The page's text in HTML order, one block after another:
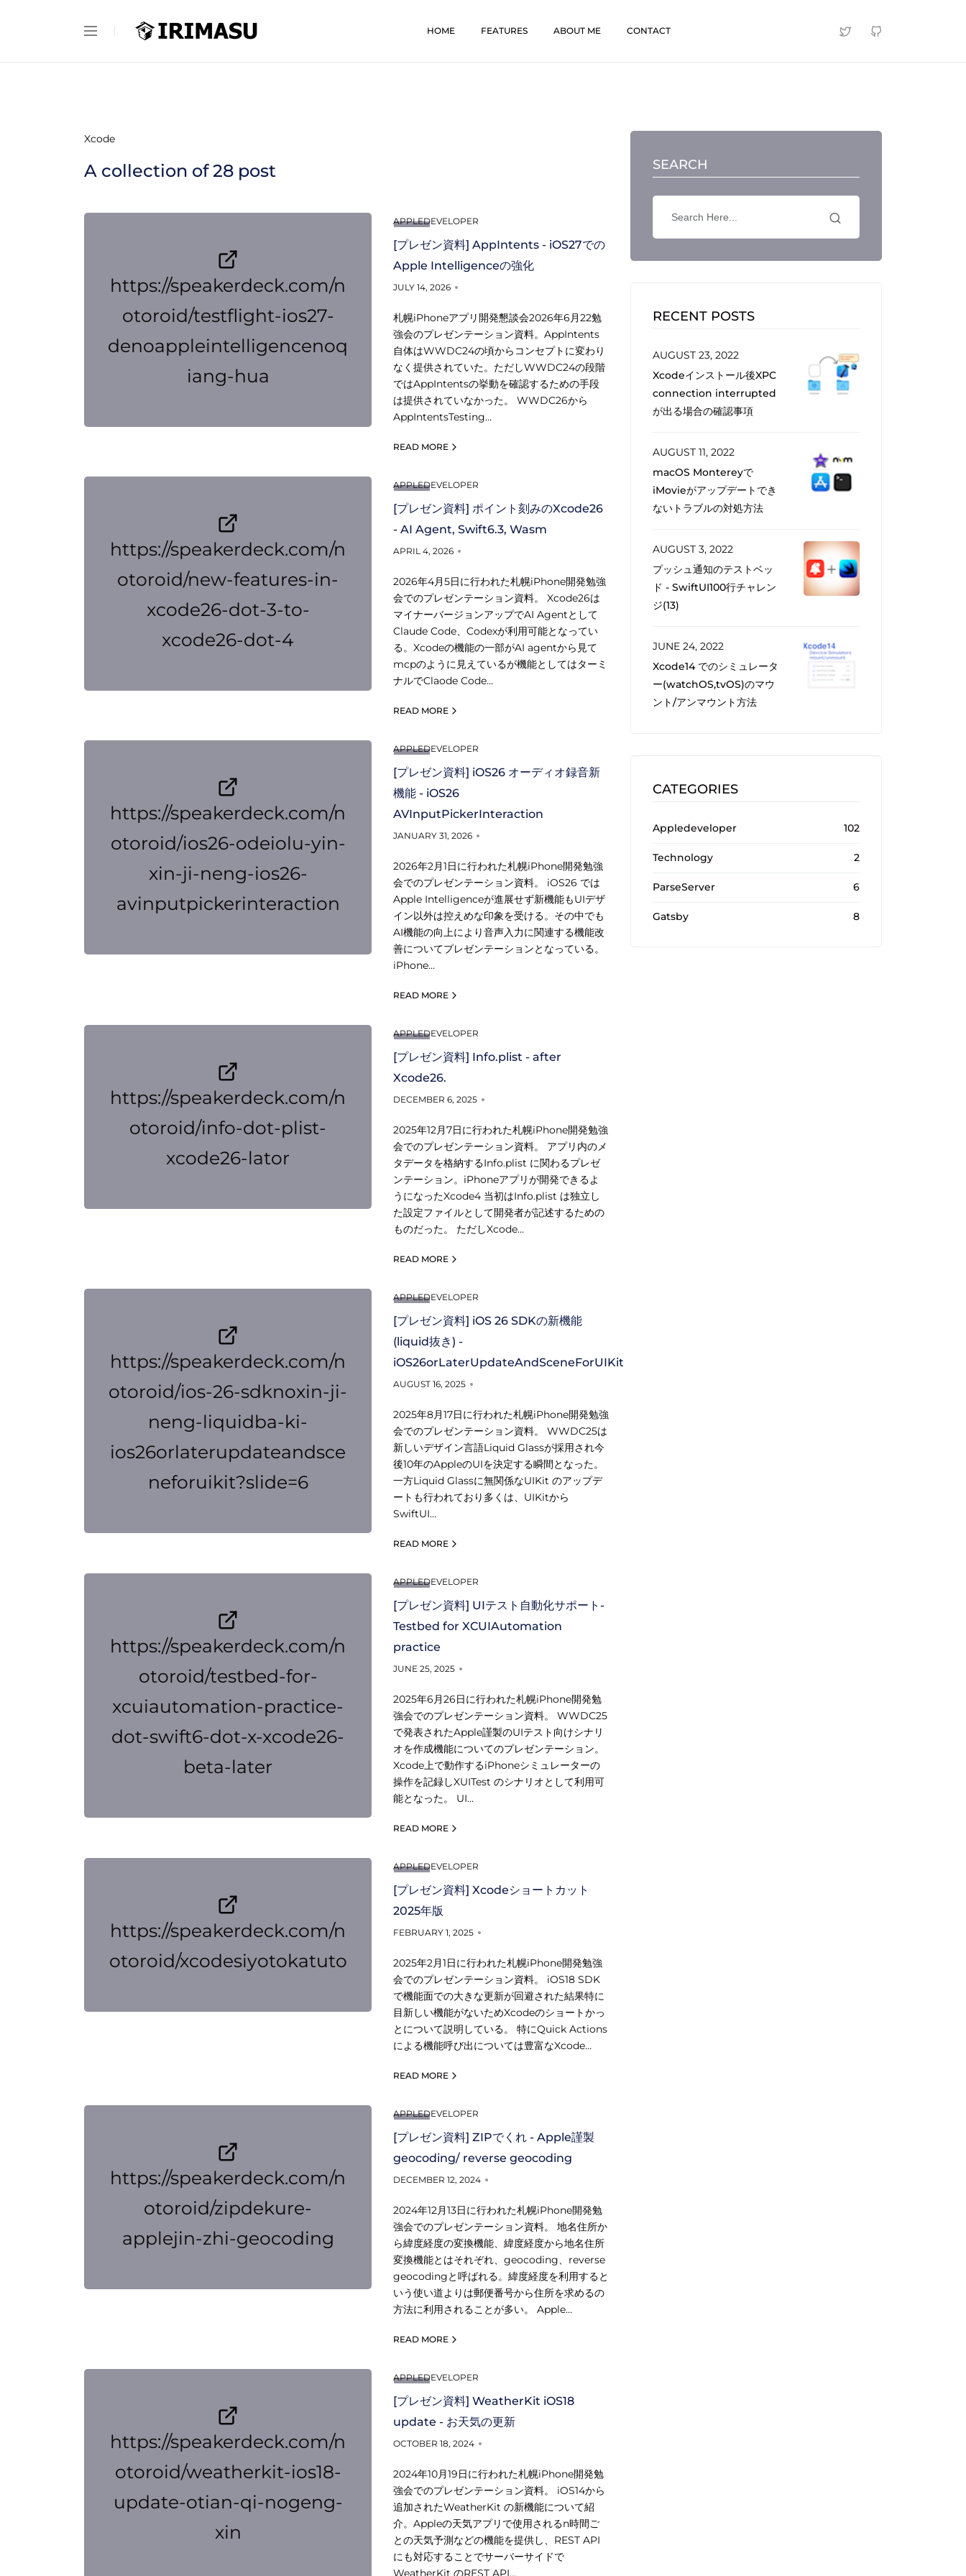
HOME FEATURES ABOUT ME CONTACT
Xcode
A collection of28 post
https://speakerdeck.com/n
otoroid/testflight-ios27-
denoappleintelligencenoq
iang-hua
APPLEDEVELOPER
[プレゼン資料] AppIntents - iOS27での
Apple Intelligenceの強化
JULY 14, 2026
札幌iPhoneアプリ開発懇談会2026年6月22勉
強会のプレゼンテーション資料。AppIntents
自体はWWDC24の頃からコンセプトに変わり
なく提供されていた。ただしWWDC24の段階
ではAppIntentsの挙動を確認するための手段
は提供されていなかった。 WWDC26から
AppIntentsTesting…
READ MORE
https://speakerdeck.com/n
otoroid/new-features-in-
xcode26-dot-3-to-
xcode26-dot-4
APPLEDEVELOPER
[プレゼン資料] ポイント刻みのXcode26
- AI Agent, Swift6.3, Wasm
APRIL 4, 2026
2026年4月5日に行われた札幌iPhone開発勉強
会でのプレゼンテーション資料。 Xcode26は
マイナーバージョンアップでAI Agentとして
Claude Code、Codexが利用可能となってい
る。Xcodeの機能の一部がAI agentから見て
mcpのように見えているが機能としてはターミ
ナルでClaode Code…
READ MORE
https://speakerdeck.com/n
otoroid/ios26-odeiolu-yin-
xin-ji-neng-ios26-
avinputpickerinteraction
APPLEDEVELOPER
[プレゼン資料] iOS26 オーディオ録音新
機能 - iOS26
AVInputPickerInteraction
JANUARY 31, 2026
2026年2月1日に行われた札幌iPhone開発勉強
会でのプレゼンテーション資料。 iOS26 では
Apple Intelligenceが進展せず新機能もUIデザ
イン以外は控えめな印象を受ける。その中でも
AI機能の向上により音声入力に関連する機能改
善についてプレゼンテーションとなっている。
iPhone…
READ MORE
https://speakerdeck.com/n
otoroid/info-dot-plist-
xcode26-lator
APPLEDEVELOPER
[プレゼン資料] Info.plist - after
Xcode26.
DECEMBER 6, 2025
2025年12月7日に行われた札幌iPhone開発勉強
会でのプレゼンテーション資料。 アプリ内のメ
タデータを格納するInfo.plist に関わるプレゼ
ンテーション。iPhoneアプリが開発できるよ
うになったXcode4 当初はInfo.plist は独立し
た設定ファイルとして開発者が記述するための
ものだった。 ただしXcode…
READ MORE
https://speakerdeck.com/n
otoroid/ios-26-sdknoxin-ji-
neng-liquidba-ki-
ios26orlaterupdateandsce
neforuikit?slide=6
APPLEDEVELOPER
[プレゼン資料] iOS 26 SDKの新機能
(liquid抜き) -
iOS26orLaterUpdateAndSceneForUIKit
AUGUST 16, 2025
2025年8月17日に行われた札幌iPhone開発勉強
会でのプレゼンテーション資料。 WWDC25は
新しいデザイン言語Liquid Glassが採用され今
後10年のAppleのUIを決定する瞬間となった。
一方Liquid Glassに無関係なUIKit のアップデ
ートも行われており多くは、UIKitから
SwiftUI…
READ MORE
https://speakerdeck.com/n
otoroid/testbed-for-
xcuiautomation-practice-
dot-swift6-dot-x-xcode26-
beta-later
APPLEDEVELOPER
[プレゼン資料] UIテスト自動化サポート-
Testbed for XCUIAutomation
practice
JUNE 25, 2025
2025年6月26日に行われた札幌iPhone開発勉
強会でのプレゼンテーション資料。 WWDC25
で発表されたApple謹製のUIテスト向けシナリ
オを作成機能についてのプレゼンテーション。
Xcode上で動作するiPhoneシミュレーターの
操作を記録しXUITest のシナリオとして利用可
能となった。 UI…
READ MORE
https://speakerdeck.com/n
otoroid/xcodesiyotokatuto
APPLEDEVELOPER
[プレゼン資料] Xcodeショートカット
2025年版
FEBRUARY 1, 2025
2025年2月1日に行われた札幌iPhone開発勉強
会でのプレゼンテーション資料。 iOS18 SDK
で機能面での大きな更新が回避された結果特に
目新しい機能がないためXcodeのショートかっ
とについて説明している。 特にQuick Actions
による機能呼び出については豊富なXcode…
READ MORE
https://speakerdeck.com/n
otoroid/zipdekure-
applejin-zhi-geocoding
APPLEDEVELOPER
[プレゼン資料] ZIPでくれ - Apple謹製
geocoding/ reverse geocoding
DECEMBER 12, 2024
2024年12月13日に行われた札幌iPhone開発勉
強会でのプレゼンテーション資料。 地名住所か
ら緯度経度の変換機能、緯度経度から地名住所
変換機能とはそれぞれ、geocoding、reverse
geocodingと呼ばれる。緯度経度を利用すると
いう使い道よりは郵便番号から住所を求めるの
方法に利用されることが多い。 Apple…
READ MORE
https://speakerdeck.com/n
otoroid/weatherkit-ios18-
update-otian-qi-nogeng-
xin
APPLEDEVELOPER
[プレゼン資料] WeatherKit iOS18
update - お天気の更新
OCTOBER 18, 2024
2024年10月19日に行われた札幌iPhone開発勉
強会でのプレゼンテーション資料。 iOS14から
追加されたWeatherKit の新機能について紹
介。Appleの天気アプリで使用されるn時間ご
との天気予測などの機能を提供し、REST API
にも対応することでサーバーサイドで
WeatherKit のREST API…
SEARCH
RECENT POSTS
AUGUST 23, 2022
Xcodeインストール後XPC
connection interrupted
が出る場合の確認事項
AUGUST 11, 2022
macOS Montereyで
iMovieがアップデートでき
ないトラブルの対処方法
AUGUST 3, 2022
プッシュ通知のテストベッ
ド - SwiftUI100行チャレン
ジ(13)
JUNE 24, 2022
Xcode14 でのシミュレータ
ー(watchOS,tvOS)のマウ
ント/アンマウント方法
CATEGORIES
Appledeveloper 102
Technology 2
ParseServer 6
Gatsby 8